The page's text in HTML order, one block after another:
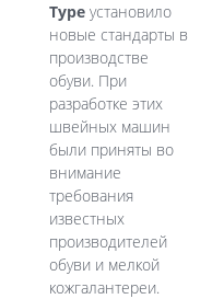
Type установило
новые стандарты в
производстве
обуви. При
разработке этих
швейных машин
были приняты во
внимание
требования
известных
производителей
обуви и мелкой
кожгалантереи.